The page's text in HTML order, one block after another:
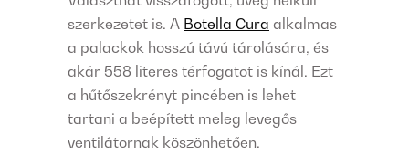
szerkezetet is. A Botella Cura alkalmas
a palackok hosszú távú tárolására, és
akár 558 literes térfogatot is kínál. Ezt
a hűtőszekrényt pincében is lehet
tartani a beépített meleg levegős
ventilátornak köszönhetően.